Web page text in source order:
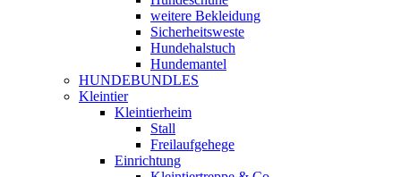
weitere Bekleidung
Sicherheitsweste
Hundehalstuch
Hundemantel
HUNDEBUNDLES
Kleintier
Kleintierheim
Stall
Freilaufgehege
Einrichtung